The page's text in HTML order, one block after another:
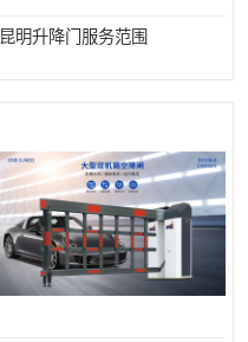
昆明升降门服务范围